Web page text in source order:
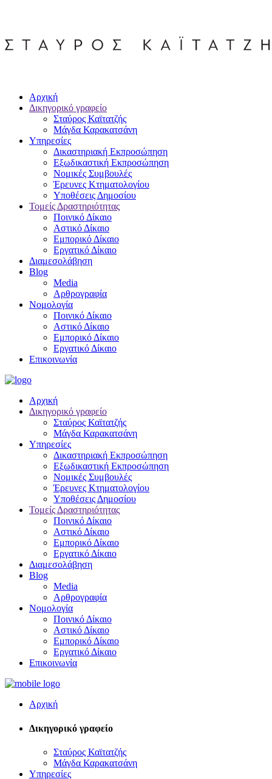
Αρχική
Δικηγορικό γραφείο
Σταύρος Καϊτατζής
Μάγδα Καρακατσάνη
Υπηρεσίες
Δικαστηριακή Εκπροσώπηση
Εξωδικαστική Εκπροσώπηση
Νομικές Συμβουλές
Έρευνες Κτηματολογίου
Υποθέσεις Δημοσίου
Τομείς Δραστηριότητας
Ποινικό Δίκαιο
Αστικό Δίκαιο
Εμπορικό Δίκαιο
Εργατικό Δίκαιο
Διαμεσολάβηση
Blog
Media
Αρθρογραφία
Νομολογία
Ποινικό Δίκαιο
Αστικό Δίκαιο
Εμπορικό Δίκαιο
Εργατικό Δίκαιο
Επικοινωνία
Αρχική
Δικηγορικό γραφείο
Σταύρος Καϊτατζής
Μάγδα Καρακατσάνη
Υπηρεσίες
Δικαστηριακή Εκπροσώπηση
Εξωδικαστική Εκπροσώπηση
Νομικές Συμβουλές
Έρευνες Κτηματολογίου
Υποθέσεις Δημοσίου
Τομείς Δραστηριότητας
Ποινικό Δίκαιο
Αστικό Δίκαιο
Εμπορικό Δίκαιο
Εργατικό Δίκαιο
Διαμεσολάβηση
Blog
Media
Αρθρογραφία
Νομολογία
Ποινικό Δίκαιο
Αστικό Δίκαιο
Εμπορικό Δίκαιο
Εργατικό Δίκαιο
Επικοινωνία
Αρχική
Δικηγορικό γραφείο
Σταύρος Καϊτατζής
Μάγδα Καρακατσάνη
Υπηρεσίες